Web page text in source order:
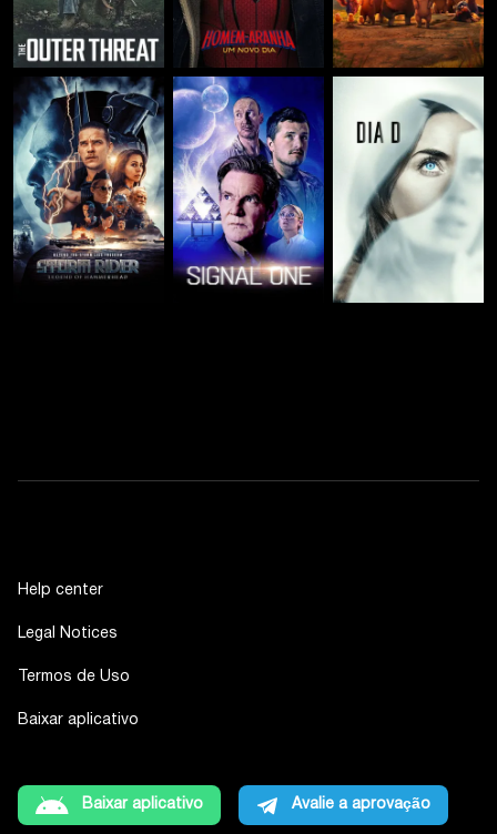
Help center
Legal Notices
Termos de Uso
Baixar aplicativo
Baixar aplicativo Avalie a aprovação